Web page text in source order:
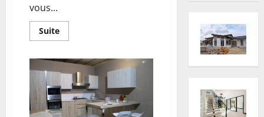
vous...
SuiteEn
savoir
Les
bons
conseils
pour
votre
décoration
intérieure